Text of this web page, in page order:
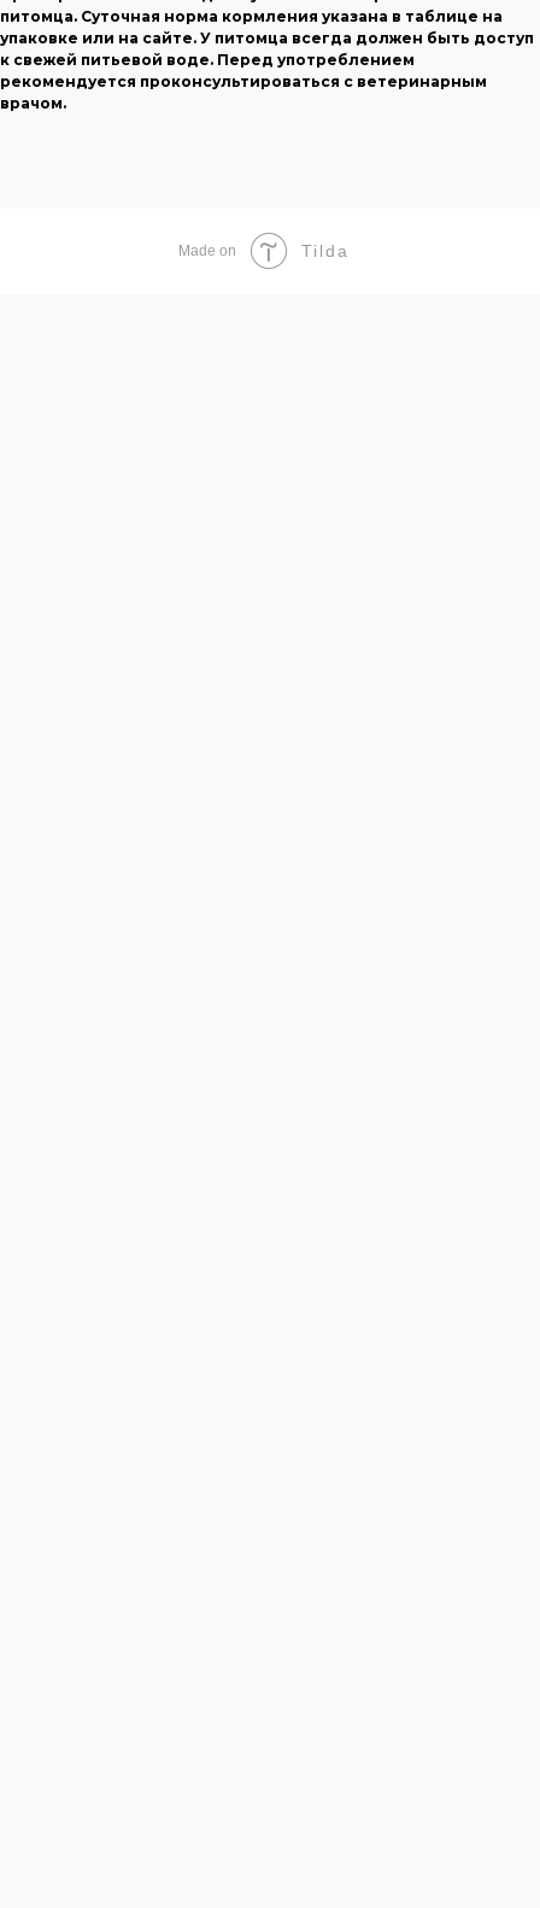
питомца. Суточная норма кормления указана в таблице на
упаковке или на сайте. У питомца всегда должен быть доступ
к свежей питьевой воде. Перед употреблением
рекомендуется проконсультироваться с ветеринарным
врачом.
Made on Tilda